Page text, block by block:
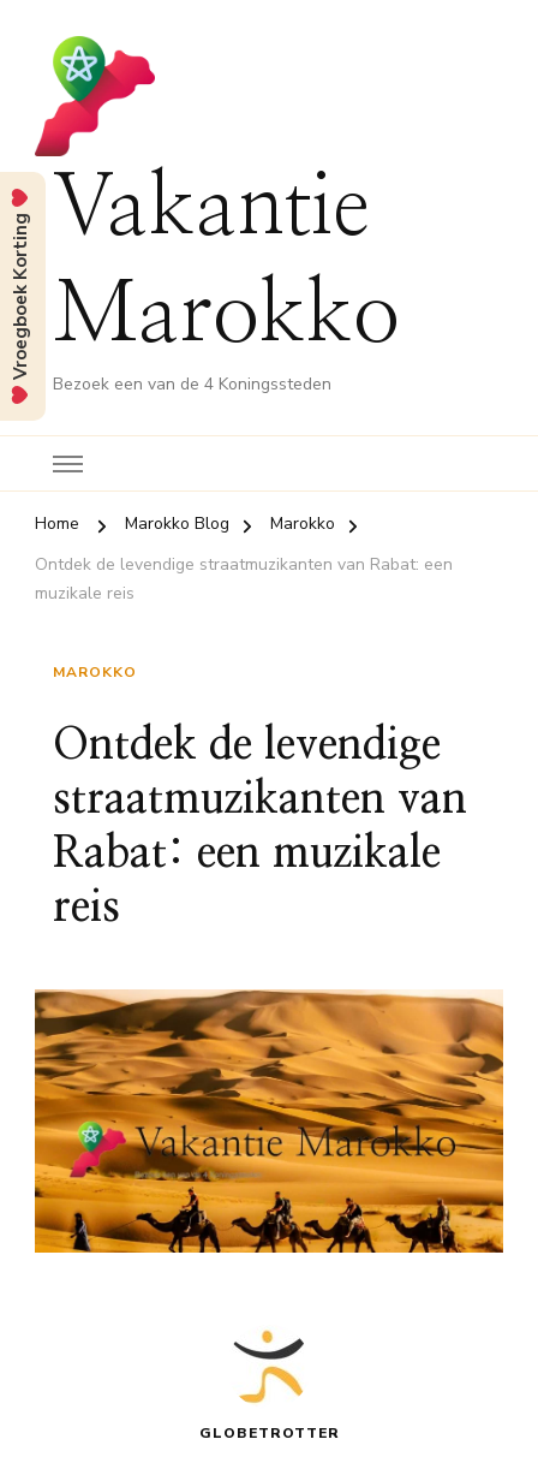
Vakantie
Marokko
Bezoek een van de 4 Koningssteden
Home Marokko Blog
Marokko
Ontdek de levendige straatmuzikanten van Rabat: een
muzikale reis
MAROKKO
Ontdek de levendige
straatmuzikanten van
Rabat: een muzikale
reis
GLOBETROTTER
Vroegboek Korting